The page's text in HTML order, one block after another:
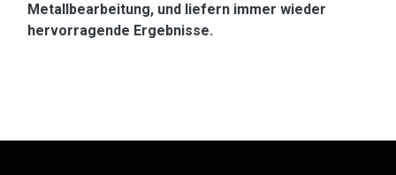
Metallbearbeitung, und liefern immer wieder
hervorragende Ergebnisse.